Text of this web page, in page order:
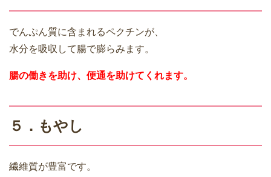
でんぷん質に含まれるペクチンが、
水分を吸収して腸で膨らみます。
腸の働きを助け、便通を助けてくれます。
５．もやし
繊維質が豊富です。